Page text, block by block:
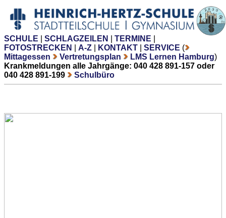
SCHULE SCHLAGZEILEN TERMINE
FOTOSTRECKEN
A-Z KONTAKT SERVICE (
Mittagessen
Vertretungsplan LMS Lernen Hamburg)
Krankmeldungen alle Jahrgänge: 040 428 891-157 oder
040 428 891-199
Schulbüro